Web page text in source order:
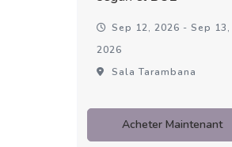
Sep 12, 2026 - Sep 13,
2026
Sala Tarambana
Acheter Maintenant